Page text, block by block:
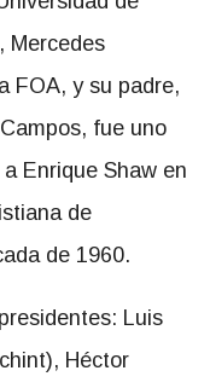
Mercedes
FOA, y su padre,
fue uno
Enrique Shaw en
de
de 1960.
Luis
Héctor